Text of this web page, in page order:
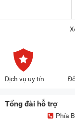
Dịch vụ uy tín
Tổng đài hỗ trợ
Phía